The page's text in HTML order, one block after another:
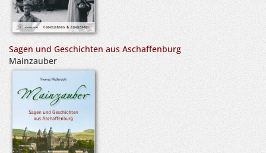
Sagen und Geschichten aus Aschaffenburg
Mainzauber